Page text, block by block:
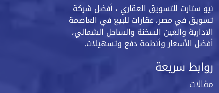
نيو ستارت للتسويق العقاري ، أفضل شركة
تسويق في مصر، عقارات للبيع في العاصمة
الادارية والعين السخنة والساحل الشمالي،
أفضل الأسعار وأنظمة دفع وتسهيلات.
روابط سريعة
مقالات